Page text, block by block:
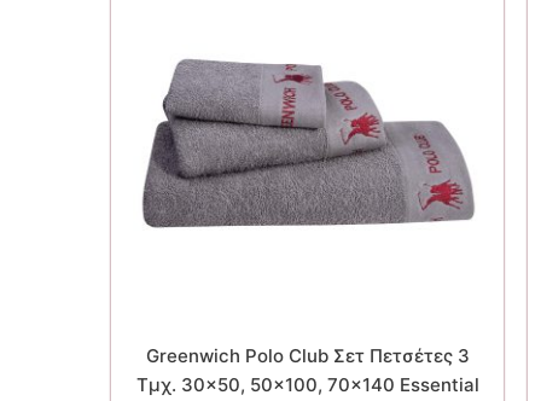
Greenwich Polo Club Σετ Πετσέτες 3
Τμχ. 30×50, 50×100, 70×140 Essential